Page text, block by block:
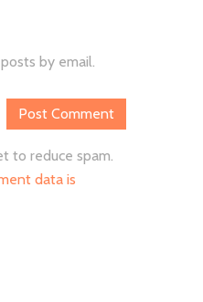
by email.
to reduce spam.
data is